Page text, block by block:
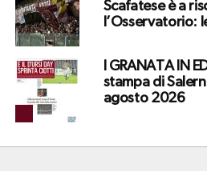
Scafatese è a
l’Osservatorio:
I GRANATA IN
stampa di
agosto 2026